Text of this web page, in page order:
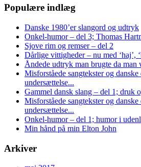
Populære indlæg
Danske 1980’er slangord og udtryk
Onkel-humor – del 3; Thomas
Sjove rim og remser – del 2
Dårlige vittigheder – nu med ‘haj’,
Åndede udtryk man brugte da man
Misforståede sangtekster og danske
undersættelse...
Gammel dansk slang – del 1; druk
Misforståede sangtekster og danske
undersættelse...
Onkel-humor – del 1; humor i
Min hånd på min Elton John
Arkiver